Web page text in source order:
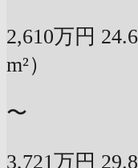
2,610万円
m²）
〜
3,721万円